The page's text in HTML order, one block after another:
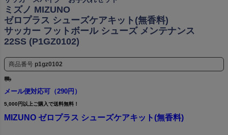
ミズノ MIZUNO
ゼロプラス シューズケアキット(無香料)
サッカー フットボール シューズ メンテナンス
22SS (P1GZ0102)
商品番号 p1gz0102
メール便対応可（290円）
5,000円以上ご購入で送料無料！
MIZUNO ゼロプラス シューズケアキット(無香料)